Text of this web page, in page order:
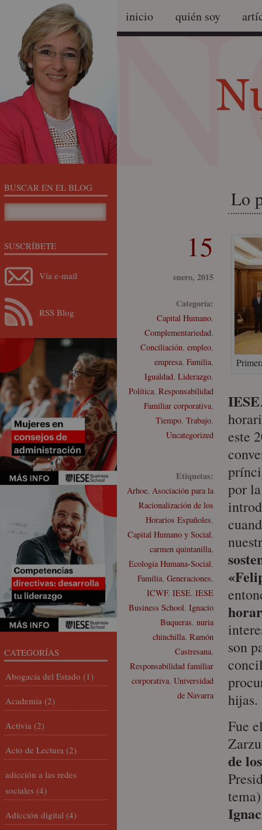
inicio quién soy
Lo
15
enero, 2015
Categoría:
Capital Humano,
Complementariedad,
Conciliación, empleo,
empresa, Familia,
Igualdad, Liderazgo,
Política, Responsabilidad
Familiar corporativa,
Tiempo, Trabajo,
Uncategorized
Etiquetas:
Arhoe, Asociación para la
Racionalización de los
Horarios Españoles,
Capital Humano y Social,
carmen quintanilla,
Ecología Humana-Social,
Familia, Generaciones,
ICWF, IESE, IESE
Business School, Ignacio
Buqueras, nuria
chinchilla, Ramón
Castresana,
Responsabilidad familiar
corporativa, Universidad
de Navarra
IESE
este
por la
son
hijas.
Fue
de
BUSCAR EN EL BLOG
SUSCRÍBETE
Vía e-mail
RSS Blog
CATEGORÍAS
Abogacía del Estado (1)
Academia (2)
Activia (2)
Acto de Lectura (2)
adicción a las redes
sociales (4)
Adicción digital (4)